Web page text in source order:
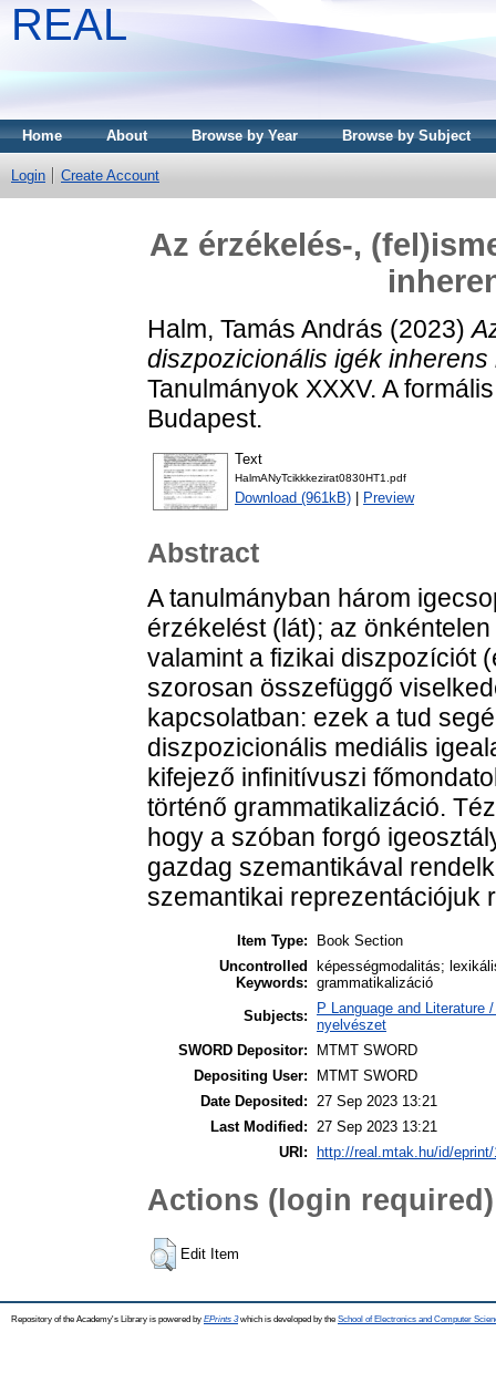
REAL
Home About Browse by Year Browse by Subject
Login Create Account
Az érzékelés-,
Halm, Tamás András (2023)
diszpozicionális igék inherens
Tanulmányok XXXV. A
Budapest.
Text
HalmANyTcikkkezirat0830HT1.pdf
Download (961kB) Preview
Abstract
A tanulmányban három
érzékelést (lát); az
valamint a fizikai diszpozíciót
szorosan összefüggő
kapcsolatban: ezek a tud
diszpozicionális mediális
kifejező infinitívuszi
történő grammatikalizáció.
hogy a szóban forgó
gazdag szemantikával
szemantikai reprezentációjuk
Item Type:
Book Section
Uncontrolled
Keywords:
képességmodalitás;
grammatikalizáció
Subjects:
P Language and
nyelvészet
SWORD Depositor:
MTMT SWORD
Depositing User:
MTMT SWORD
Date Deposited:
27 Sep 2023 13:21
Last Modified:
27 Sep 2023 13:21
URI: http://real.mtak.hu/id/eprint/
Actions (login required)
Edit Item
Repository of the Academy's Library is powered by EPrints 3which is developed by the School of Electronics and Computer